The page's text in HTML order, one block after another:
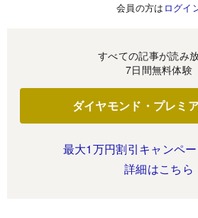
会員の方は ログイ
すべての記事が読み
7日間無料体験
ダイヤモンド・プレミ
最大1万円割引キャンペー
詳細はこちら